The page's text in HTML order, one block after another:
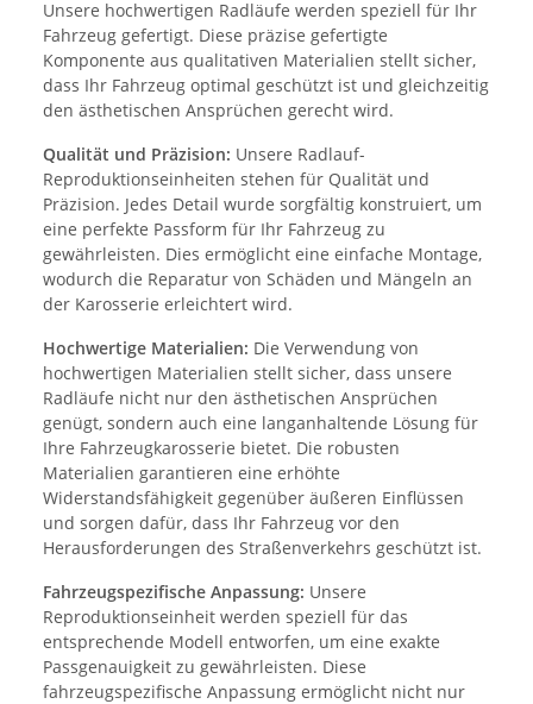
Unsere hochwertigen Radläufe werden speziell für Ihr
Fahrzeug gefertigt. Diese präzise gefertigte
Komponente aus qualitativen Materialien stellt sicher,
dass Ihr Fahrzeug optimal geschützt ist und gleichzeitig
den ästhetischen Ansprüchen gerecht wird.
Qualität und Präzision: Unsere Radlauf-
Reproduktionseinheiten stehen für Qualität und
Präzision. Jedes Detail wurde sorgfältig konstruiert, um
eine perfekte Passform für Ihr Fahrzeug zu
gewährleisten. Dies ermöglicht eine einfache Montage,
wodurch die Reparatur von Schäden und Mängeln an
der Karosserie erleichtert wird.
Hochwertige Materialien: Die Verwendung von
hochwertigen Materialien stellt sicher, dass unsere
Radläufe nicht nur den ästhetischen Ansprüchen
genügt, sondern auch eine langanhaltende Lösung für
Ihre Fahrzeugkarosserie bietet. Die robusten
Materialien garantieren eine erhöhte
Widerstandsfähigkeit gegenüber äußeren Einflüssen
und sorgen dafür, dass Ihr Fahrzeug vor den
Herausforderungen des Straßenverkehrs geschützt ist.
Fahrzeugspezifische Anpassung: Unsere
Reproduktionseinheit werden speziell für das
entsprechende Modell entworfen, um eine exakte
Passgenauigkeit zu gewährleisten. Diese
fahrzeugspezifische Anpassung ermöglicht nicht nur